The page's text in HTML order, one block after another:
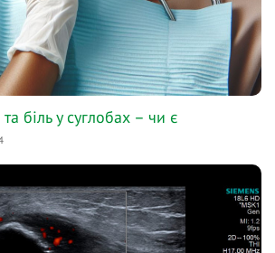
біль у суглобах – чи є